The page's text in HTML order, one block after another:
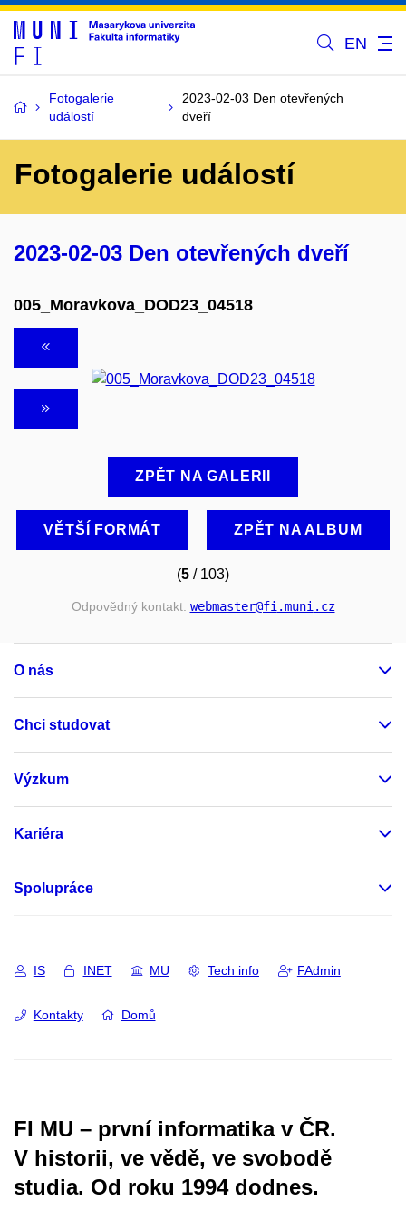
EN
Fotogalerie
událostí
2023-02-03 Den otevřených
dveří
Fotogalerie událostí
2023-02-03 Den otevřených dveří
005_Moravkova_DOD23_04518
ZPĚT NA GALERII
VĚTŠÍ FORMÁT ZPĚT NA ALBUM
(5 / 103)
Odpovědný kontakt: webmaster@fi.muni.cz
O nás
Chci studovat
Výzkum
Kariéra
Spolupráce
IS INET MU Tech info FAdmin
Kontakty Domů
FI MU – první informatika v ČR.
V historii, ve vědě, ve svobodě
studia. Od roku 1994 dodnes.